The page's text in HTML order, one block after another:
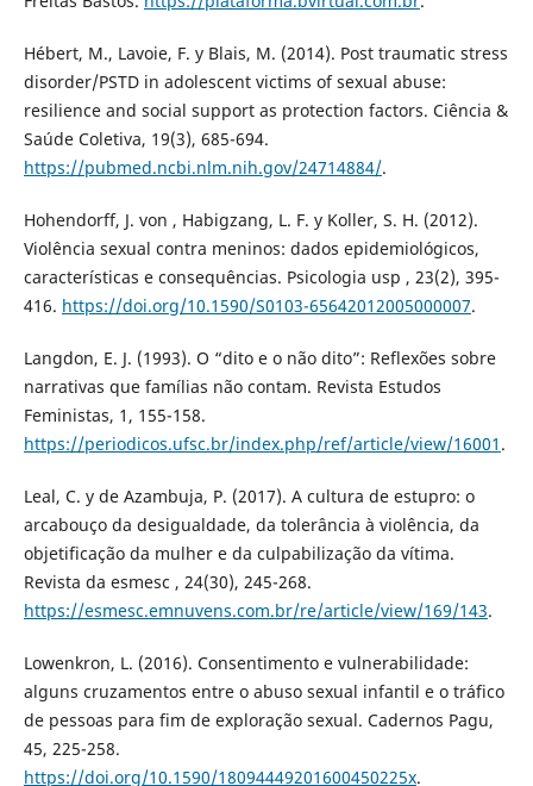
Hébert, M., Lavoie, F. y Blais, M. (2014). Post traumatic stress
disorder/PSTD in adolescent victims of sexual abuse:
resilience and social support as protection factors. Ciência &
Saúde Coletiva, 19(3), 685-694.
https://pubmed.ncbi.nlm.nih.gov/24714884/.
Hohendorff, J. von , Habigzang, L. F. y Koller, S. H. (2012).
Violência sexual contra meninos: dados epidemiológicos,
características e consequências. Psicologia usp , 23(2), 395-
416. https://doi.org/10.1590/S0103-65642012005000007.
Langdon, E. J. (1993). O “dito e o não dito”: Reflexões sobre
narrativas que famílias não contam. Revista Estudos
Feministas, 1, 155-158.
https://periodicos.ufsc.br/index.php/ref/article/view/16001 .
Leal, C. y de Azambuja, P. (2017). A cultura de estupro: o
arcabouço da desigualdade, da tolerância à violência, da
objetificação da mulher e da culpabilização da vítima.
Revista da esmesc , 24(30), 245-268.
https://esmesc.emnuvens.com.br/re/article/view/169/143.
Lowenkron, L. (2016). Consentimento e vulnerabilidade:
alguns cruzamentos entre o abuso sexual infantil e o tráfico
de pessoas para fim de exploração sexual. Cadernos Pagu,
45, 225-258.
https://doi.org/10.1590/18094449201600450225x.